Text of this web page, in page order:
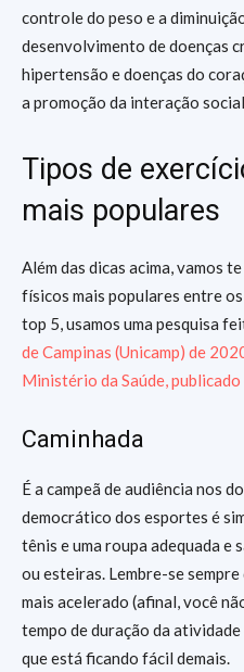
controle do peso e a
desenvolvimento de doenças
hipertensão e doenças do
a promoção da interação
Tipos de
mais populares
Além das dicas acima, vamos
físicos mais populares entre
top 5, usamos uma pesquisa
de Campinas (Unicamp) de
Ministério da Saúde,
Caminhada
É a campeã de audiência nos
democrático dos esportes é
tênis e uma roupa adequada e
ou esteiras. Lembre-se
mais acelerado (afinal, você
tempo de duração da
que está ficando fácil demais.